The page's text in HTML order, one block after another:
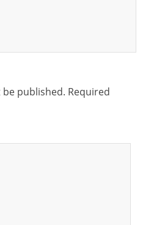
published. Required